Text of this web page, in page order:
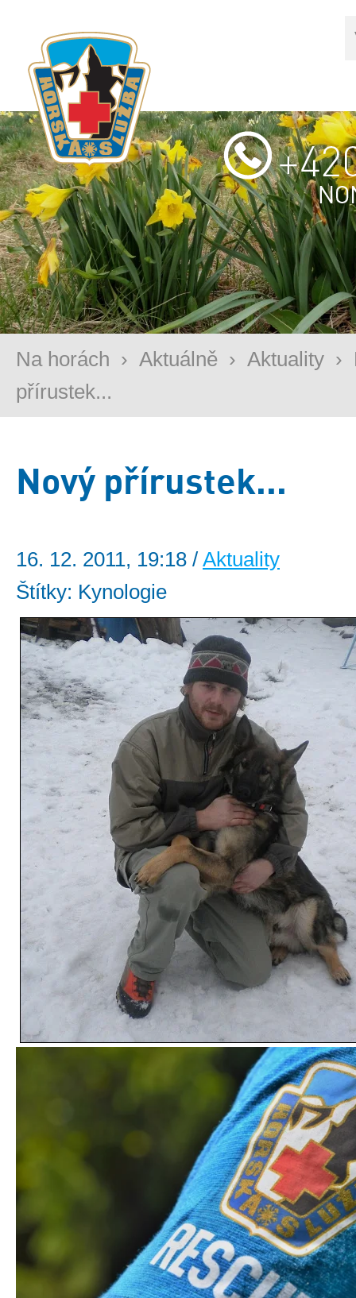
Na horách › Aktuálně › Aktuality ›
přírustek...
Nový přírustek...
16. 12. 2011, 19:18 / Aktuality
Štítky: Kynologie